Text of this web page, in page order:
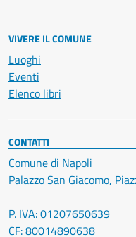
VIVERE IL COMUNE
Luoghi
Eventi
Elenco libri
CONTATTI
Comune di Napoli
Palazzo San Giacomo,
P. IVA: 01207650639
CF: 80014890638